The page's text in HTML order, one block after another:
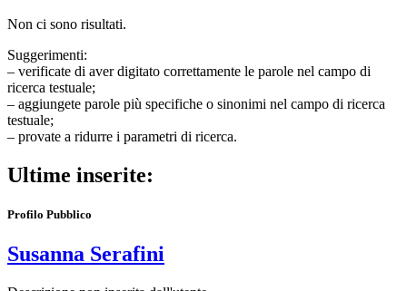
Non ci sono risultati.
Suggerimenti:
– verificate di aver digitato correttamente le parole nel campo di
ricerca testuale;
– aggiungete parole più specifiche o sinonimi nel campo di ricerca
testuale;
– provate a ridurre i parametri di ricerca.
Ultime inserite:
Profilo Pubblico
Susanna Serafini